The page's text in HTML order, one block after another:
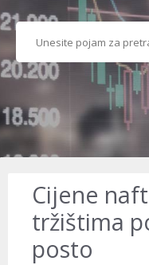
Cijene
tržištima
posto